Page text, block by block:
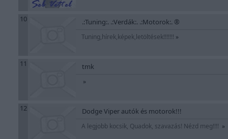
10 .:Tuning:. .:Verdák:. .:Motorok:. ®
Tuning,hírek,képek,letöltések!!!!!!! »
11 tmk
»
12 Dodge Viper autók és motorok!!!
A legjobb kocsik, Quadok, szavazás! Nézd meg!!!! »